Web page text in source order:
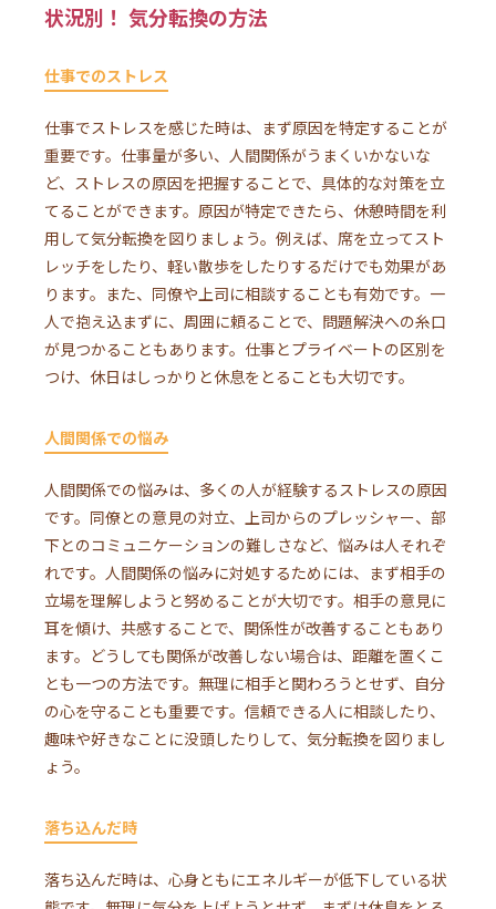
状況別！ 気分転換の方法
仕事でのストレス
仕事でストレスを感じた時は、まず原因を特定することが
重要です。仕事量が多い、人間関係がうまくいかないな
ど、ストレスの原因を把握することで、具体的な対策を立
てることができます。原因が特定できたら、休憩時間を利
用して気分転換を図りましょう。例えば、席を立ってスト
レッチをしたり、軽い散歩をしたりするだけでも効果があ
ります。また、同僚や上司に相談することも有効です。一
人で抱え込まずに、周囲に頼ることで、問題解決への糸口
が見つかることもあります。仕事とプライベートの区別を
つけ、休日はしっかりと休息をとることも大切です。
人間関係での悩み
人間関係での悩みは、多くの人が経験するストレスの原因
です。同僚との意見の対立、上司からのプレッシャー、部
下とのコミュニケーションの難しさなど、悩みは人それぞ
れです。人間関係の悩みに対処するためには、まず相手の
立場を理解しようと努めることが大切です。相手の意見に
耳を傾け、共感することで、関係性が改善することもあり
ます。どうしても関係が改善しない場合は、距離を置くこ
とも一つの方法です。無理に相手と関わろうとせず、自分
の心を守ることも重要です。信頼できる人に相談したり、
趣味や好きなことに没頭したりして、気分転換を図りまし
ょう。
落ち込んだ時
落ち込んだ時は、心身ともにエネルギーが低下している状